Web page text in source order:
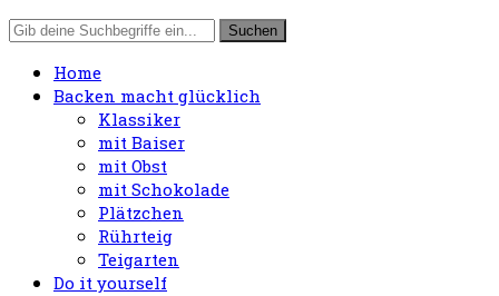
Home
Backen macht glücklich
Klassiker
mit Baiser
mit Obst
mit Schokolade
Plätzchen
Rührteig
Teigarten
Do it yourself